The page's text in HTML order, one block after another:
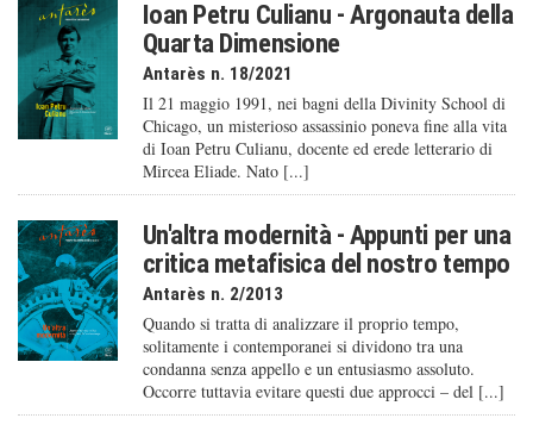
Ioan Petru Culianu - Argonauta della
Quarta Dimensione
Antarès n. 18/2021
Il 21 maggio 1991, nei bagni della Divinity School di
Chicago, un misterioso assassinio poneva fine alla vita
di Ioan Petru Culianu, docente ed erede letterario di
Mircea Eliade. Nato [...]
Un'altra modernità - Appunti per una
critica metafisica del nostro tempo
Antarès n. 2/2013
Quando si tratta di analizzare il proprio tempo,
solitamente i contemporanei si dividono tra una
condanna senza appello e un entusiasmo assoluto.
Occorre tuttavia evitare questi due approcci – del [...]